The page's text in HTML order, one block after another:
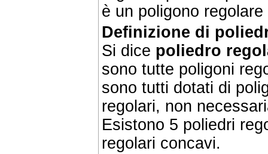
è un poligono
Definizione di
Si dice poliedro
sono tutte poligoni
sono tutti dotati di
regolari, non
Esistono 5 poliedri
regolari concavi.